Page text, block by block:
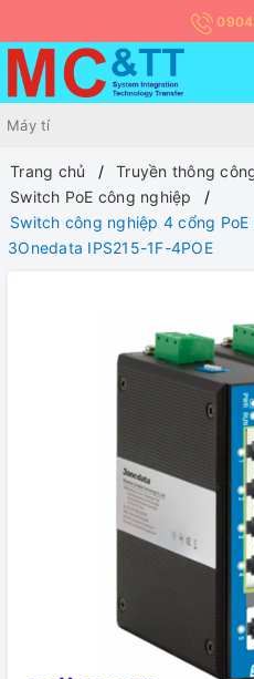
Trang chủ
Truyền thông
Switch PoE công nghiệp
Switch công nghiệp 4 cổng
3Onedata IPS215-1F-4POE